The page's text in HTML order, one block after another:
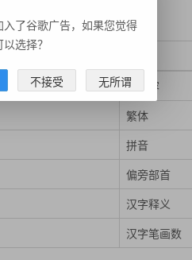
原内容
繁体
拼音
偏旁部首
汉字释义
汉字笔画数
了谷歌广告，如果您觉得
选择？
不接受 无所谓